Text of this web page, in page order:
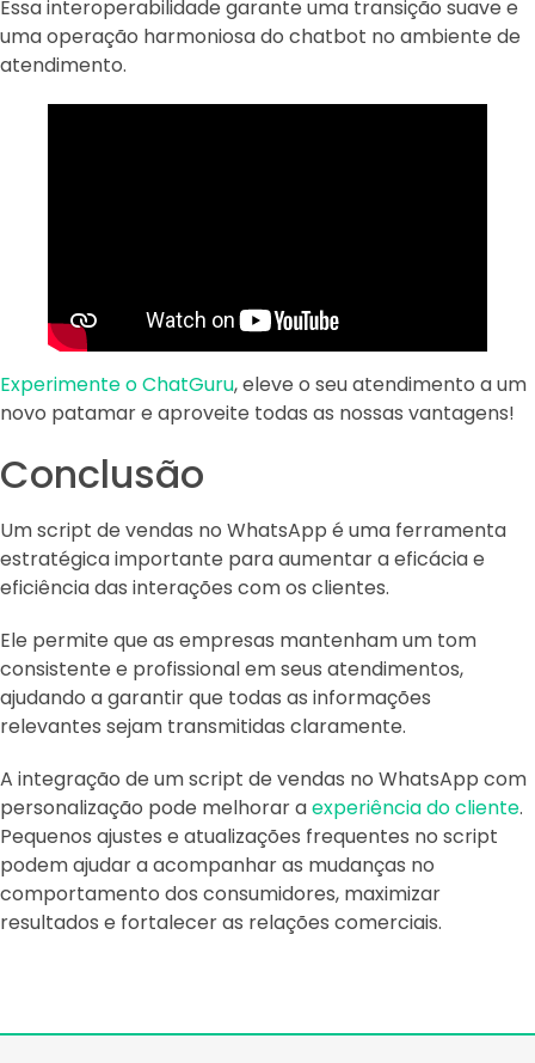
Essa interoperabilidade garante uma transição suave e
uma operação harmoniosa do chatbot no ambiente de
atendimento.
Experimente o ChatGuru, eleve o seu atendimento a um
novo patamar e aproveite todas as nossas vantagens!
Conclusão
Um script de vendas no WhatsApp é uma ferramenta
estratégica importante para aumentar a eficácia e
eficiência das interações com os clientes.
Ele permite que as empresas mantenham um tom
consistente e profissional em seus atendimentos,
ajudando a garantir que todas as informações
relevantes sejam transmitidas claramente.
A integração de um script de vendas no WhatsApp com
personalização pode melhorar aexperiência do cliente.
Pequenos ajustes e atualizações frequentes no script
podem ajudar a acompanhar as mudanças no
comportamento dos consumidores, maximizar
resultados e fortalecer as relações comerciais.